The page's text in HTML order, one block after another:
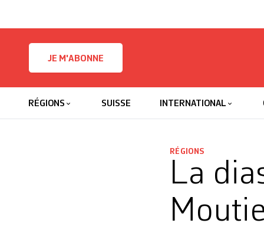
JE M'ABONNE
RÉGIONS SUISSE INTERNATIONAL
RÉGIONS
La